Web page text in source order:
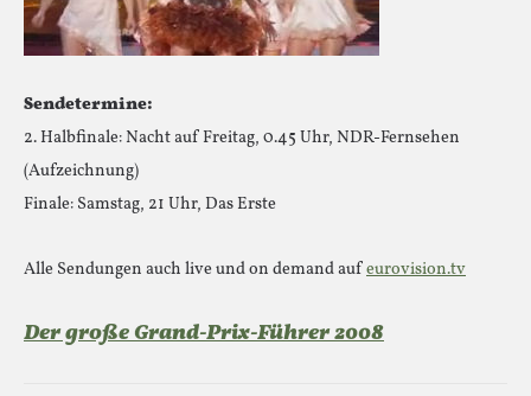
Sendetermine:
2. Halbfinale: Nacht auf Freitag, 0.45 Uhr, NDR-Fernsehen
(Aufzeichnung)
Finale: Samstag, 21 Uhr, Das Erste
Alle Sendungen auch live und on demand aufeurovision.tv
Der große Grand-Prix-Führer 2008